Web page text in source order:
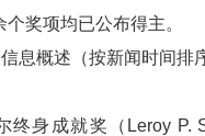
个奖项均已公布得主。
息概述（按新闻时间排
终身成就奖（Leroy P.